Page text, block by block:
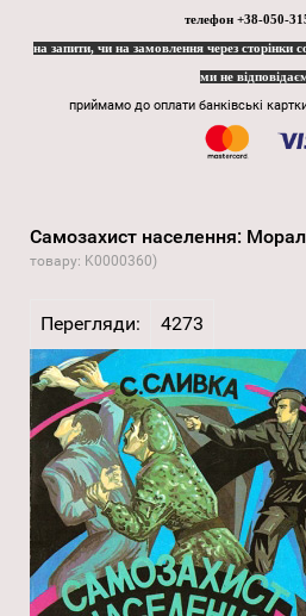
телефон +38-050-
на запити, чи на замовлення через сторінки
ми не
приймамо до оплати банківські
Самозахист населення:
товару: K0000360)
Перегляди: 4273